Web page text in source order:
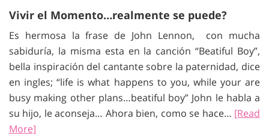
Vivir el Momento…realmente se puede?
Es hermosa la frase de John Lennon, con mucha
sabiduría, la misma esta en la canción “Beatiful Boy”,
bella inspiración del cantante sobre la paternidad, dice
en ingles; “life is what happens to you, while your are
busy making other plans…beatiful boy” John le habla a
su hijo, le aconseja… Ahora bien, como se hace… [Read
More]